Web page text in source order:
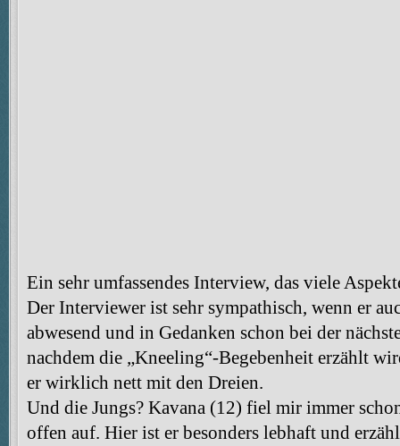
Ein sehr umfassendes Interview, das viele
Der Interviewer ist sehr sympathisch, wenn er
abwesend und in Gedanken schon bei der
nachdem die „Kneeling“-Begebenheit erzählt
er wirklich nett mit den Dreien.
Und die Jungs? Kavana (12) fiel mir immer
offen auf. Hier ist er besonders lebhaft und